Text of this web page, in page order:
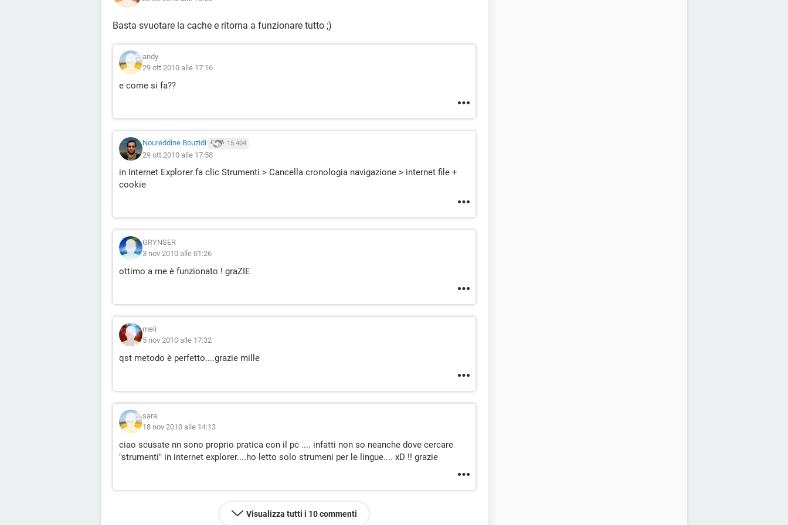
Basta svuotare la cache e ritorna a funzionare tutto ;)
andy
29 ott 2010 alle 17:16
e come si fa??
Noureddine Bouzidi 15.404
29 ott 2010 alle 17:58
in Internet Explorer fa clic Strumenti > Cancella cronologia navigazione > internet file +
cookie
GRYNSER
3 nov 2010 alle 01:26
ottimo a me è funzionato ! graZIE
meli
5 nov 2010 alle 17:32
qst metodo è perfetto....grazie mille
sara
18 nov 2010 alle 14:13
ciao scusate nn sono proprio pratica con il pc .... infatti non so neanche dove cercare
"strumenti" in internet explorer....ho letto solo strumeni per le lingue.... xD !! grazie
Visualizza tutti i 10 commenti